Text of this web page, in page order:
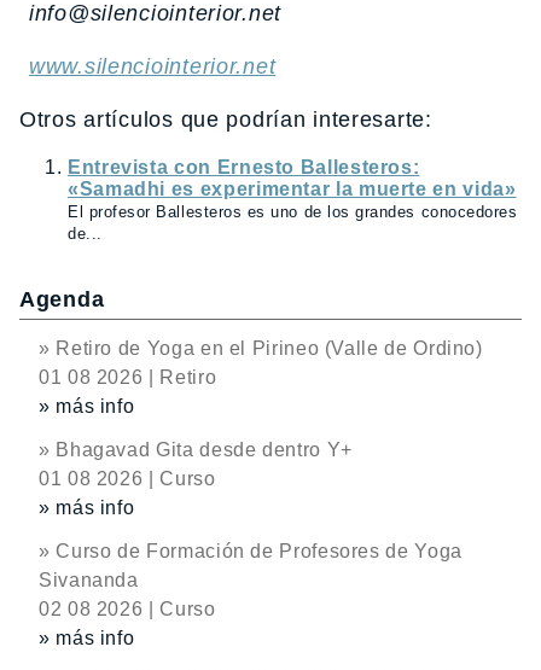
info@silenciointerior.net
www.silenciointerior.net
Otros artículos que podrían interesarte:
Entrevista con Ernesto Ballesteros:
«Samadhi es experimentar la muerte en vida»
El profesor Ballesteros es uno de los grandes conocedores
de...
Agenda
» Retiro de Yoga en el Pirineo (Valle de Ordino)
01 08 2026 | Retiro
» más info
» Bhagavad Gita desde dentro Y+
01 08 2026 | Curso
» más info
» Curso de Formación de Profesores de Yoga
Sivananda
02 08 2026 | Curso
» más info